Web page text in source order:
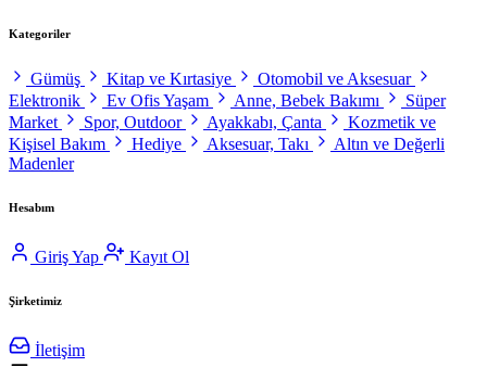
Kategoriler
Gümüş Kitap ve Kırtasiye
Otomobil ve Aksesuar
Elektronik
Ev Ofis Yaşam Anne, Bebek Bakımı
Süper
Market
Spor, Outdoor Ayakkabı, Çanta
Kozmetik ve
Kişisel Bakım
Hediye Aksesuar, Takı
Altın ve Değerli
Madenler
Hesabım
Giriş Yap Kayıt Ol
Şirketimiz
İletişim